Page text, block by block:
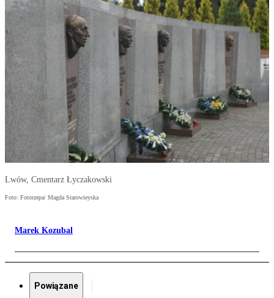
Lwów, Cmentarz Łyczakowski
Foto: Fotorzepa/ Magda Starowieyska
Marek Kozubal
Powiązane